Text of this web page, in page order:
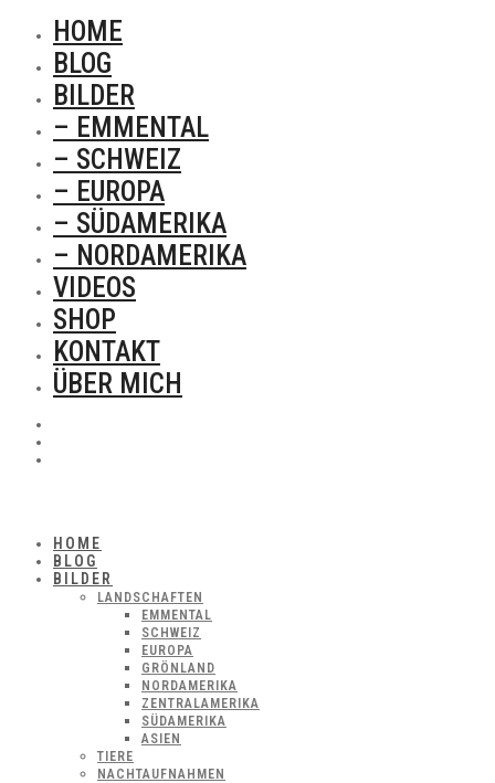
HOME
BLOG
BILDER
– EMMENTAL
– SCHWEIZ
– EUROPA
– SÜDAMERIKA
– NORDAMERIKA
VIDEOS
SHOP
KONTAKT
ÜBER MICH
HOME
BLOG
BILDER
LANDSCHAFTEN
EMMENTAL
SCHWEIZ
EUROPA
GRÖNLAND
NORDAMERIKA
ZENTRALAMERIKA
SÜDAMERIKA
ASIEN
TIERE
NACHTAUFNAHMEN